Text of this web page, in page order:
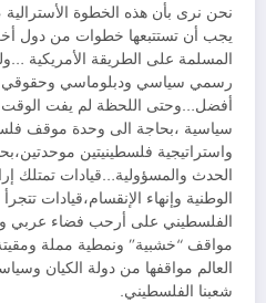
نحن نرى بأن هذه الخطوة
يجب أن تستتبعها خطوات من دول
المسلمة على الطريقة الأمريكية
رسمي سياسي ودبلوماسي وحقوقي
أفضل…وحتى اللحظة لم يفت
سياسية ،بحاجة الى وحدة موقف
واستراتيجية فلسطينيتين
الحدث والمسؤولية…قيادات تمتلك
الوطنية وإنهاء الإنقسام،قيادات
الفلسطيني على أرحب فضاء عربي
مواقف “خشبية” ونمطية مملة
العالم مواقفها من دولة الكيان
شعبنا الفلسطيني.